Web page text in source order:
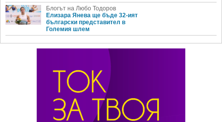
Блогът на Любо Тодоров
Елизара Янева ще бъде 32-ият
български представител в
Големия шлем